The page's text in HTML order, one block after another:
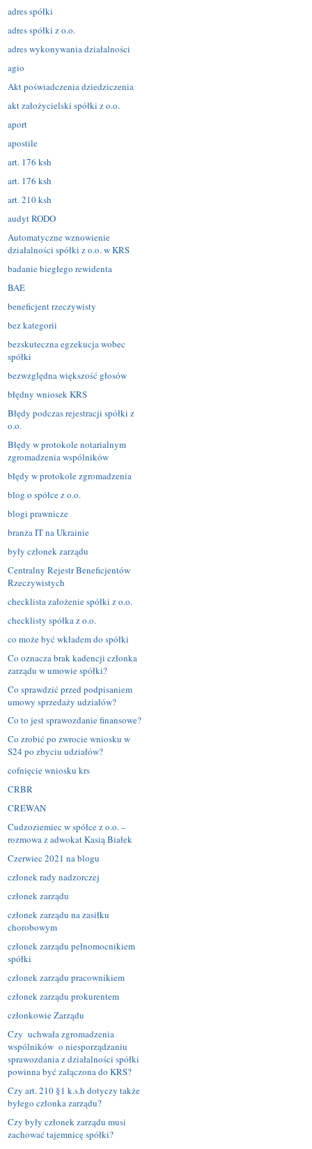
adres spółki
adres spółki z o.o.
adres wykonywania działalności
agio
Akt poświadczenia dziedziczenia
akt założycielski spółki z o.o.
aport
apostile
art. 176 ksh
art. 176 ksh
art. 210 ksh
audyt RODO
Automatyczne wznowienie
działalności spółki z o.o. w KRS
badanie biegłego rewidenta
BAE
beneficjent rzeczywisty
bez kategorii
bezskuteczna egzekucja wobec
spółki
bezwzględna większość głosów
błędny wniosek KRS
Błędy podczas rejestracji spółki z
o.o.
Błędy w protokole notarialnym
zgromadzenia wspólników
błędy w protokole zgromadzenia
blog o spółce z o.o.
blogi prawnicze
branża IT na Ukrainie
były członek zarządu
Centralny Rejestr Beneficjentów
Rzeczywistych
checklista założenie spółki z o.o.
checklisty spółka z o.o.
co może być wkładem do spółki
Co oznacza brak kadencji członka
zarządu w umowie spółki?
Co sprawdzić przed podpisaniem
umowy sprzedaży udziałów?
Co to jest sprawozdanie finansowe?
Co zrobić po zwrocie wniosku w
S24 po zbyciu udziałów?
cofnięcie wniosku krs
CRBR
CREWAN
Cudzoziemiec w spółce z o.o. –
rozmowa z adwokat Kasią Białek
Czerwiec 2021 na blogu
członek rady nadzorczej
członek zarządu
członek zarządu na zasiłku
chorobowym
członek zarządu pełnomocnikiem
spółki
członek zarządu pracownikiem
członek zarządu prokurentem
członkowie Zarządu
Czy uchwała zgromadzenia
wspólników o niesporządzaniu
sprawozdania z działalności spółki
powinna być załączona do KRS?
Czy art. 210 §1 k.s.h dotyczy także
byłego członka zarządu?
Czy były członek zarządu musi
zachować tajemnicę spółki?